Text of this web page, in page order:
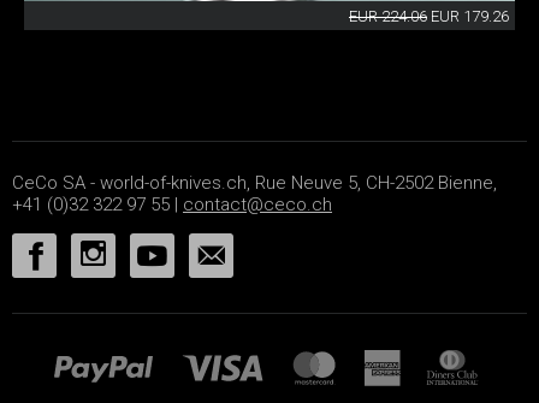
EUR 224.06 EUR 179.26
CeCo SA - world-of-knives.ch, Rue Neuve 5, CH-2502 Bienne,
+41 (0)32 322 97 55 | contact@ceco.ch